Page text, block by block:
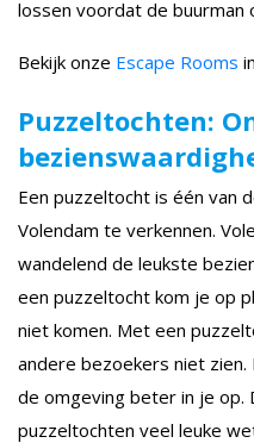
lossen voordat de buurman
Bekijk onze Escape Rooms
Puzzeltochten:
Een puzzeltocht is één van
Volendam te verkennen.
wandelend de leukste
een puzzeltocht kom je op
niet komen. Met een
andere bezoekers niet
de omgeving beter in je op.
puzzeltochten veel leuke